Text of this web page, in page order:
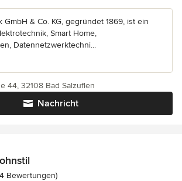
GmbH & Co. KG, gegründet 1869, ist ein
Smart Home,
Datennetzwerktechni...
Nachricht
44, 32108 Bad Salzuflen
5 von 5 Sternen
Bewertungen)